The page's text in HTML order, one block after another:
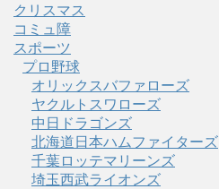
クリスマス
コミュ障
スポーツ
プロ野球
オリックスバファローズ
ヤクルトスワローズ
中日ドラゴンズ
北海道日本ハムファイターズ
千葉ロッテマリーンズ
埼玉西武ライオンズ